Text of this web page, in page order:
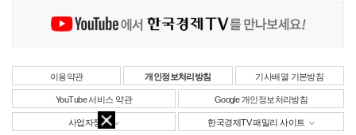
이용약관 개인정보처리방침 기사배열 기본방침
YouTube 서비스 약관 Google 개인정보처리방침
사업자정보 한국경제TV 패밀리 사이트